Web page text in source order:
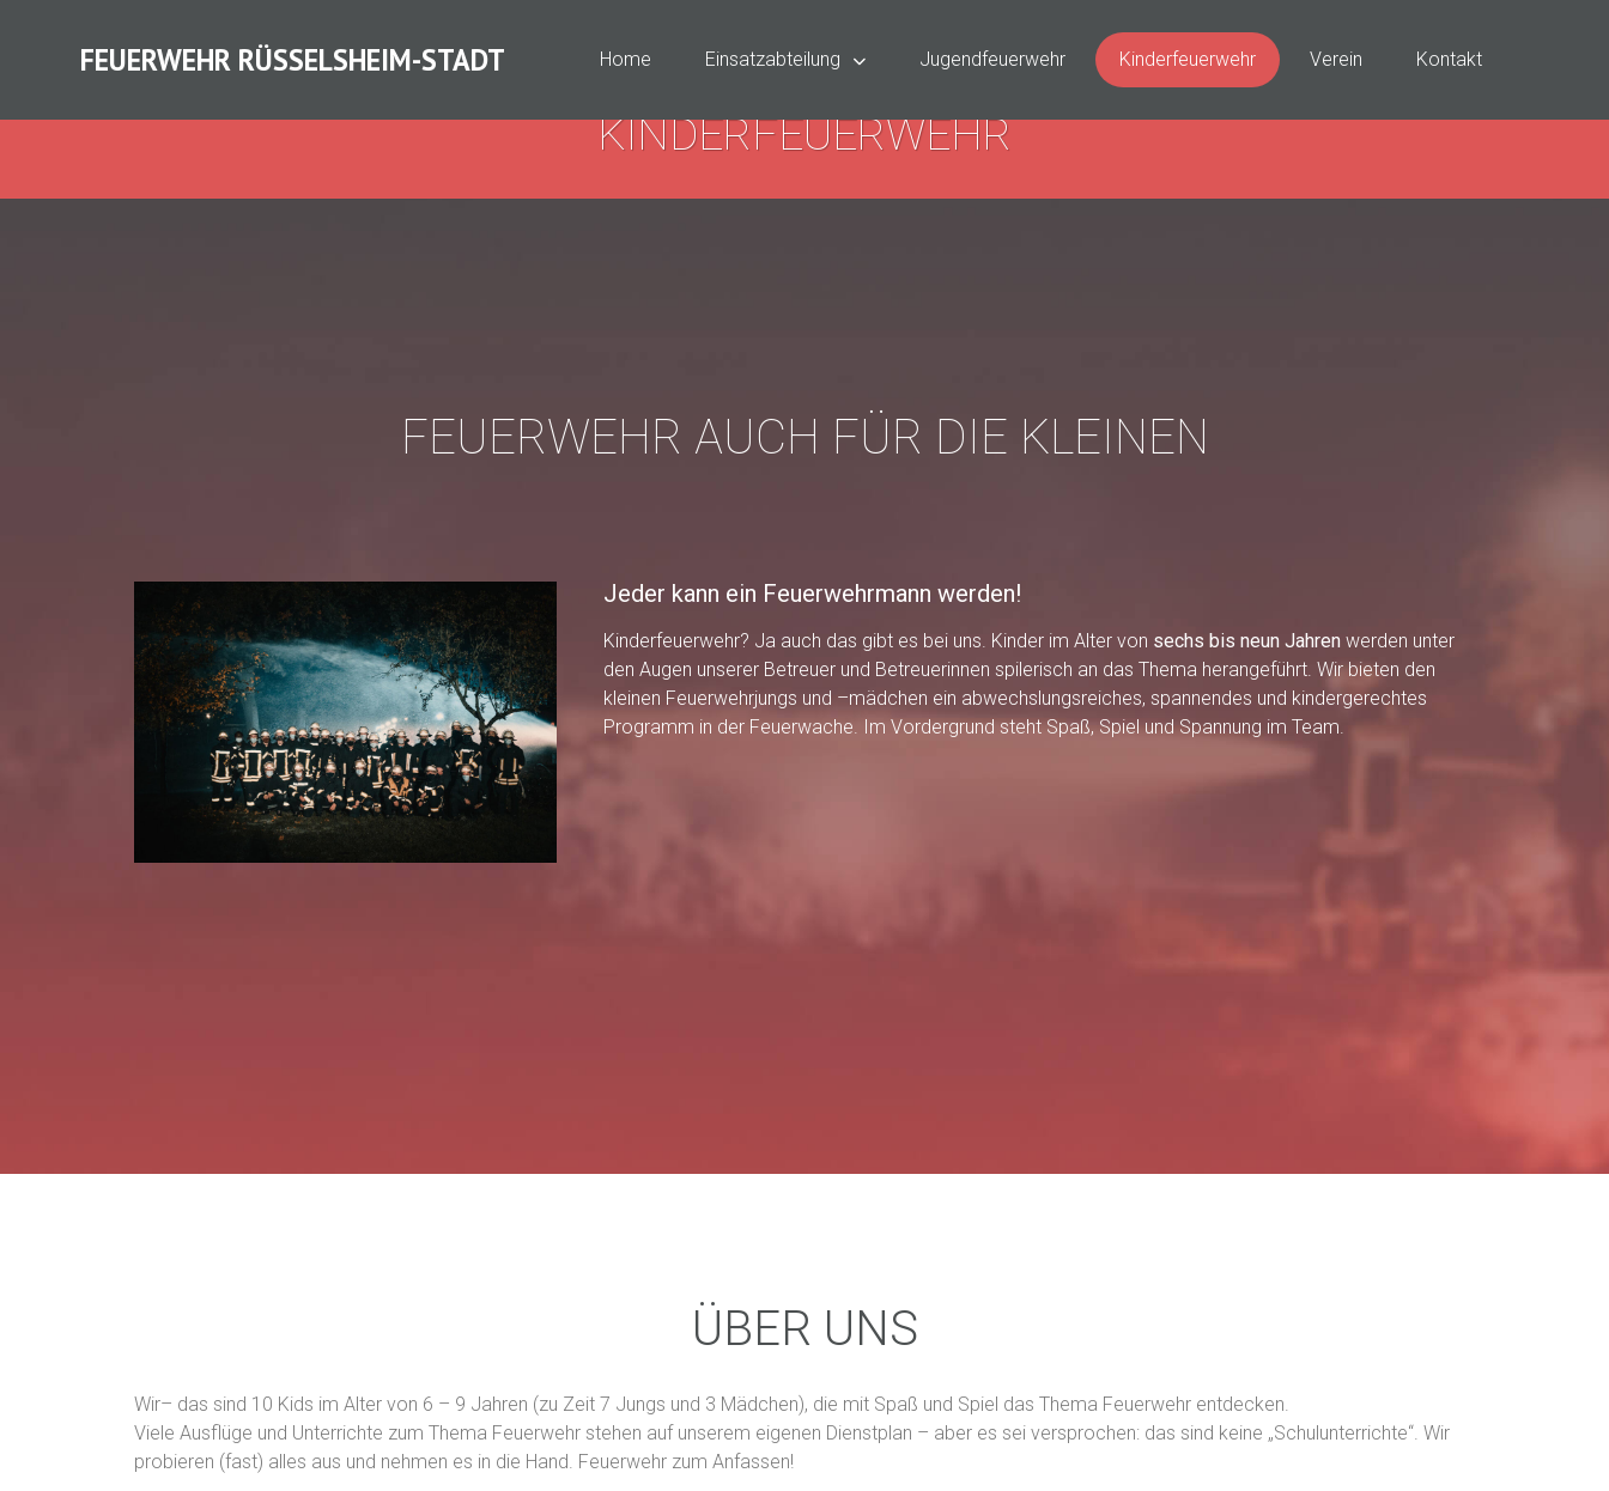
FEUERWEHR RÜSSELSHEIM-STADT Home Einsatzabteilung Jugendfeuerwehr Kinderfeuerwehr Verein Kontakt
KINDERFEUERWEHR
FEUERWEHR AUCH FÜR DIE KLEINEN
Jeder kann ein Feuerwehrmann werden!
Kinderfeuerwehr? Ja auch das gibt es bei uns. Kinder im Alter von sechs bis neun Jahren werden unter
den Augen unserer Betreuer und Betreuerinnen spilerisch an das Thema herangeführt. Wir bieten den
kleinen Feuerwehrjungs und –mädchen ein abwechslungsreiches, spannendes und kindergerechtes
Programm in der Feuerwache. Im Vordergrund steht Spaß, Spiel und Spannung im Team.
ÜBER UNS
Wir– das sind 10 Kids im Alter von 6 – 9 Jahren (zu Zeit 7 Jungs und 3 Mädchen), die mit Spaß und Spiel das Thema Feuerwehr entdecken.
Viele Ausflüge und Unterrichte zum Thema Feuerwehr stehen auf unserem eigenen Dienstplan – aber es sei versprochen: das sind keine „Schulunterrichte“. Wir
probieren (fast) alles aus und nehmen es in die Hand. Feuerwehr zum Anfassen!